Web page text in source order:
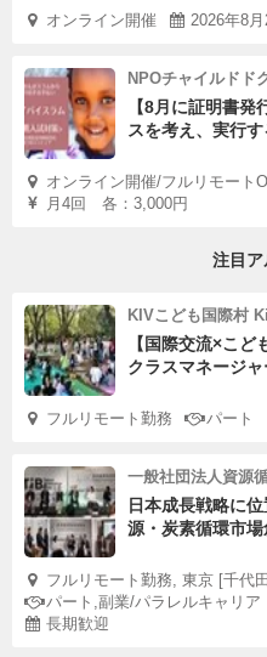
オンライン開催 2026年8
NPOチャイルドド
【8月に証明書
スを考え、実行
オンライン開催/フルリモート
月4回 各：3,000円
注目ア
KIVこども国際村
【国際交流×こ
クラスマネージャ
フルリモート勤務 パート
一般社団法人資源
日本成長戦略に
源・炭素循環市
フルリモート勤務, 東京 [千代
パート,副業/パラレルキャリア
長期歓迎